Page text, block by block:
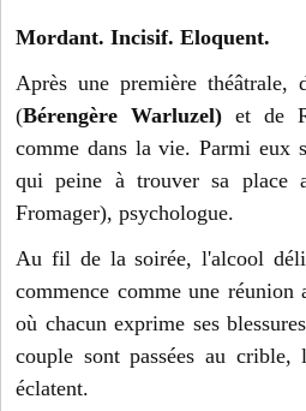
Mordant. Incisif. Eloquent.
Après une première théâtrale,
(Bérengère Warluzel) et de
comme dans la vie. Parmi eux
qui peine à trouver sa place
Fromager), psychologue.
Au fil de la soirée, l'alcool
commence comme une réunion
où chacun exprime ses
couple sont passées au
éclatent.